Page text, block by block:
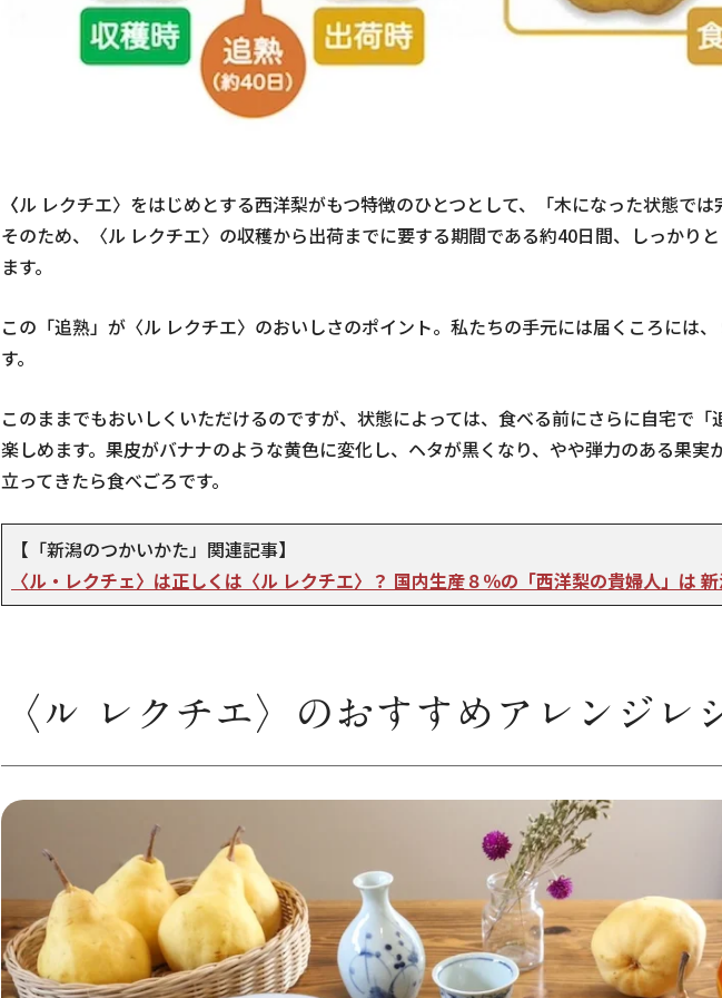
〈ル レクチエ〉をはじめとする西洋梨がもつ特徴のひとつとして、「木になった状態では
そのため、〈ル レクチエ〉の収穫から出荷までに要する期間である約40日間、しっかり
ます。
この「追熟」が〈ル レクチエ〉のおいしさのポイント。私たちの手元には届くころには
す。
このままでもおいしくいただけるのですが、状態によっては、食べる前にさらに自宅で
楽しめます。果皮がバナナのような黄色に変化し、ヘタが黒くなり、やや弾力のある果
立ってきたら食べごろです。
【「新潟のつかいかた」関連記事】
〈ル・レクチェ〉は正しくは〈ル レクチエ〉？ 国内生産８％の「西洋梨の貴婦人」は
〈ル レクチエ〉のおすすめアレンジレ